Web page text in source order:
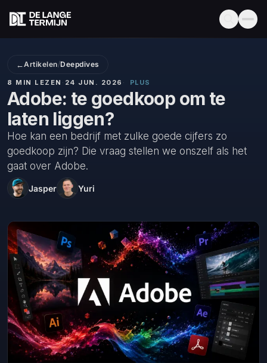
←Artikelen/Deepdives
8 MIN LEZEN · 24 JUN. 2026 · PLUS
Adobe: te goedkoop om te
laten liggen?
Hoe kan een bedrijf met zulke goede cijfers zo
goedkoop zijn? Die vraag stellen we onszelf als het
gaat over Adobe.
Jasper Yuri